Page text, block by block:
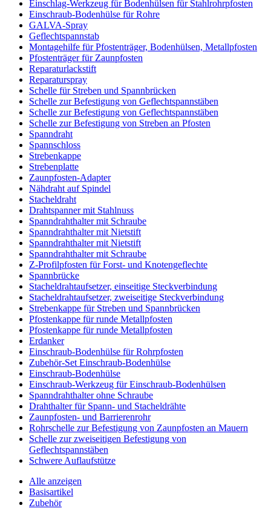
Einschlag-Werkzeug für Bodenhülsen für Stahlrohrpfosten
Einschraub-Bodenhülse für Rohre
GALVA-Spray
Geflechtspannstab
Montagehilfe für Pfostenträger, Bodenhülsen, Metallpfosten
Pfostenträger für Zaunpfosten
Reparaturlackstift
Reparaturspray
Schelle für Streben und Spannbrücken
Schelle zur Befestigung von Geflechtspannstäben
Schelle zur Befestigung von Geflechtspannstäben
Schelle zur Befestigung von Streben an Pfosten
Spanndraht
Spannschloss
Strebenkappe
Strebenplatte
Zaunpfosten-Adapter
Nähdraht auf Spindel
Stacheldraht
Drahtspanner mit Stahlnuss
Spanndrahthalter mit Schraube
Spanndrahthalter mit Nietstift
Spanndrahthalter mit Nietstift
Spanndrahthalter mit Schraube
Z-Profilpfosten für Forst- und Knotengeflechte
Spannbrücke
Stacheldrahtaufsetzer, einseitige Steckverbindung
Stacheldrahtaufsetzer, zweiseitige Steckverbindung
Strebenkappe für Streben und Spannbrücken
Pfostenkappe für runde Metallpfosten
Pfostenkappe für runde Metallpfosten
Erdanker
Einschraub-Bodenhülse für Rohrpfosten
Zubehör-Set Einschraub-Bodenhülse
Einschraub-Bodenhülse
Einschraub-Werkzeug für Einschraub-Bodenhülsen
Spanndrahthalter ohne Schraube
Drahthalter für Spann- und Stacheldrähte
Zaunpfosten- und Barrierenrohr
Rohrschelle zur Befestigung von Zaunpfosten an Mauern
Schelle zur zweiseitigen Befestigung von
Geflechtspannstäben
Schwere Auflaufstütze
Alle anzeigen
Basisartikel
Zubehör